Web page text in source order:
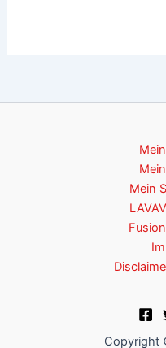
Mein
Copyright